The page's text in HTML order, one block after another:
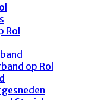
Rol
op Rol